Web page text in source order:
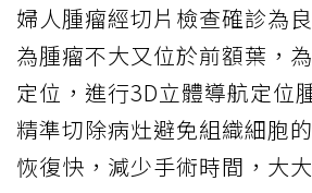
婦人腫瘤經切片檢查確診為
為腫瘤不大又位於前額葉，
定位，進行3D立體導航定位
精準切除病灶避免組織細胞
恢復快，減少手術時間，大